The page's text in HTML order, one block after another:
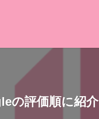
の評価順に紹介